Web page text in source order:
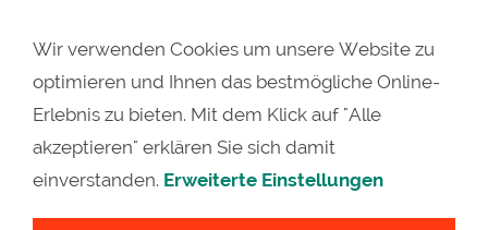
Wir verwenden Cookies um unsere Website zu
optimieren und Ihnen das bestmögliche Online-
Erlebnis zu bieten. Mit dem Klick auf "Alle
akzeptieren" erklären Sie sich damit
einverstanden. Erweiterte Einstellungen